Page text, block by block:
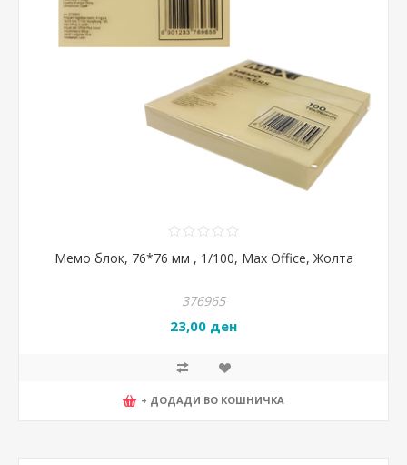
Мемо блок, 76*76 мм , 1/100, Max Office, Жолта
376965
23,00 ден
+ ДОДАДИ ВО КОШНИЧКА